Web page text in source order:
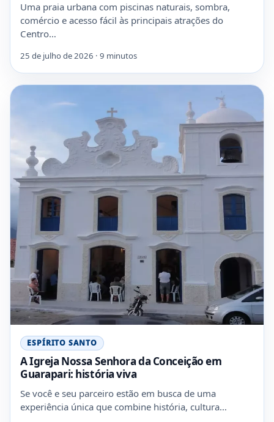
Uma praia urbana com piscinas naturais, sombra,
comércio e acesso fácil às principais atrações do
Centro…
25 de julho de 2026 · 9 minutos
ESPÍRITO SANTO
A Igreja Nossa Senhora da Conceição em
Guarapari: história viva
Se você e seu parceiro estão em busca de uma
experiência única que combine história, cultura…